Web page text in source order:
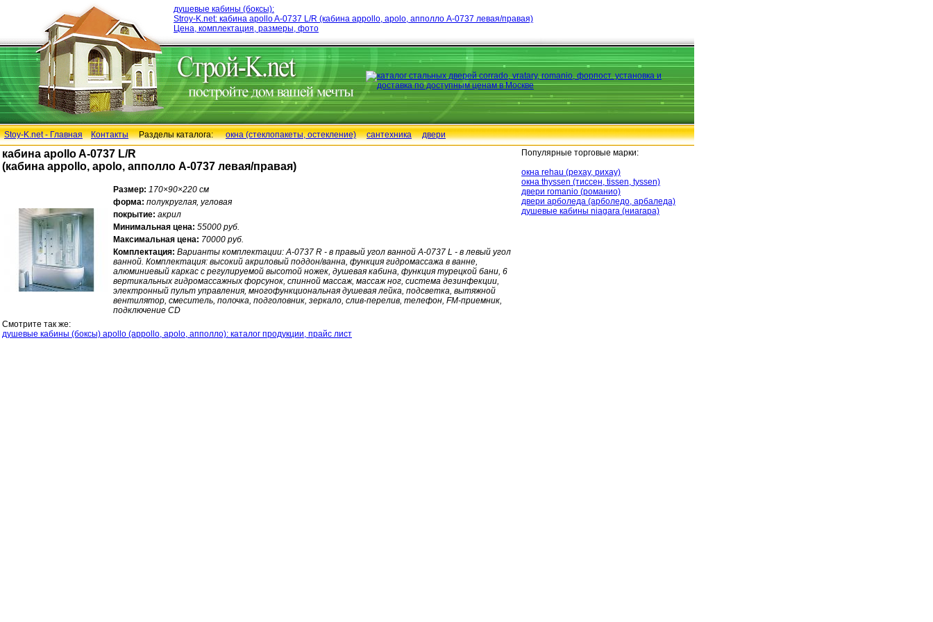
душевые кабины (боксы):
Stroy-K.net: кабина apollo A-0737 L/R (кабина appollo, apolo, апполло А-0737 левая/правая)
Цена, комплектация, размеры, фото
Stoy-K.net - Главная КонтактыРазделы каталога:окна (стеклопакеты, остекление) сантехника двери
кабина apollo A-0737 L/R
(кабина appollo, apolo, апполло А-0737 левая/правая)
Размер: 170×90×220 см
форма: полукруглая, угловая
покрытие: акрил
Минимальная цена: 55000 руб.
Максимальная цена: 70000 руб.
Комплектация: Варианты комплектации: А-0737 R - в правый угол ванной A-0737 L - в левый угол
ванной. Комплектация: высокий акриловый поддон/ванна, функция гидромассажа в ванне,
алюминиевый каркас с регулируемой высотой ножек, душевая кабина, функция турецкой бани, 6
вертикальных гидромассажных форсунок, спинной массаж, массаж ног, система дезинфекции,
электронный пульт управления, многофункциональная душевая лейка, подсветка, вытяжной
вентилятор, смеситель, полочка, подголовник, зеркало, слив-перелив, телефон, FM-приемник,
подключение CD
Смотрите так же:
душевые кабины (боксы) apollo (appollo, apolo, апполло): каталог продукции, прайс лист
Популярные торговые марки:
окна rehau (рехау, рихау)
окна thyssen (тиссен, tissen, tyssen)
двери romanio (романио)
двери арболеда (арболедо, арбаледа)
душевые кабины niagara (ниагара)